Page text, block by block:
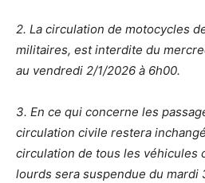
2. La circulation de motocycles
militaires, est interdite du
au vendredi 2/1/2026 à 6h00.
3. En ce qui concerne les
circulation civile restera
circulation de tous les véhicules
lourds sera suspendue du mardi